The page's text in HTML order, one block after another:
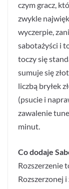
czym gracz,
zwykle
wyczerpie,
sabotażyści i
toczy się
sumuje się
liczbą bryłek
(psucie i
zawalenie
minut.
Co dodaje
Rozszerzenie
Rozszerzonej